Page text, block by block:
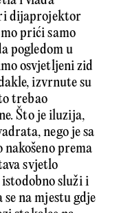
dijaprojektor
prići samo
pogledom u
osvjetljeni zid
izvrnute su
trebao
Što je iluzija,
nego je sa
prema
svjetlo
služi i
na mjestu gdje